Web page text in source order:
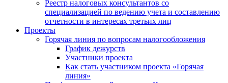
Реестр налоговых консультантов со
специализацией по ведению учета и составлению
отчетности в интересах третьих лиц
Проекты
Горячая линия по вопросам налогообложения
График дежурств
Участники проекта
Как стать участником проекта «Горячая
линия»